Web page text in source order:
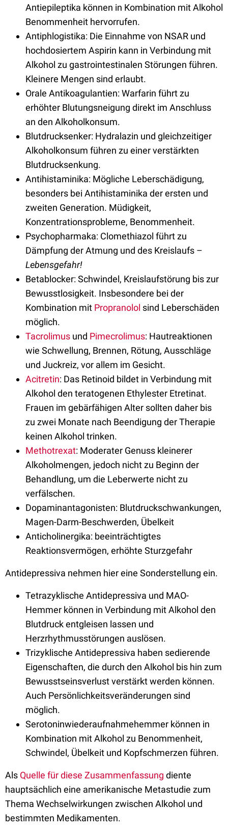
Antiepileptika können in Kombination mit Alkohol
Benommenheit hervorrufen.
Antiphlogistika: Die Einnahme von NSAR und
hochdosiertem Aspirin kann in Verbindung mit
Alkohol zu gastrointestinalen Störungen führen.
Kleinere Mengen sind erlaubt.
Orale Antikoagulantien: Warfarin führt zu
erhöhter Blutungsneigung direkt im Anschluss
an den Alkoholkonsum.
Blutdrucksenker: Hydralazin und gleichzeitiger
Alkoholkonsum führen zu einer verstärkten
Blutdrucksenkung.
Antihistaminika: Mögliche Leberschädigung,
besonders bei Antihistaminika der ersten und
zweiten Generation. Müdigkeit,
Konzentrationsprobleme, Benommenheit.
Psychopharmaka: Clomethiazol führt zu
Dämpfung der Atmung und des Kreislaufs –
Lebensgefahr!
Betablocker: Schwindel, Kreislaufstörung bis zur
Bewusstlosigkeit. Insbesondere bei der
Kombination mit Propranolol sind Leberschäden
möglich.
Tacrolimus und Pimecrolimus: Hautreaktionen
wie Schwellung, Brennen, Rötung, Ausschläge
und Juckreiz, vor allem im Gesicht.
Acitretin: Das Retinoid bildet in Verbindung mit
Alkohol den teratogenen Ethylester Etretinat.
Frauen im gebärfähigen Alter sollten daher bis
zu zwei Monate nach Beendigung der Therapie
keinen Alkohol trinken.
Methotrexat: Moderater Genuss kleinerer
Alkoholmengen, jedoch nicht zu Beginn der
Behandlung, um die Leberwerte nicht zu
verfälschen.
Dopaminantagonisten: Blutdruckschwankungen,
Magen-Darm-Beschwerden, Übelkeit
Anticholinergika: beeinträchtigtes
Reaktionsvermögen, erhöhte Sturzgefahr
Antidepressiva nehmen hier eine Sonderstellung ein.
Tetrazyklische Antidepressiva und MAO-
Hemmer können in Verbindung mit Alkohol den
Blutdruck entgleisen lassen und
Herzrhythmusstörungen auslösen.
Trizyklische Antidepressiva haben sedierende
Eigenschaften, die durch den Alkohol bis hin zum
Bewusstseinsverlust verstärkt werden können.
Auch Persönlichkeitsveränderungen sind
möglich.
Serotoninwiederaufnahmehemmer können in
Kombination mit Alkohol zu Benommenheit,
Schwindel, Übelkeit und Kopfschmerzen führen.
Als Quelle für diese Zusammenfassung diente
hauptsächlich eine amerikanische Metastudie zum
Thema Wechselwirkungen zwischen Alkohol und
bestimmten Medikamenten.